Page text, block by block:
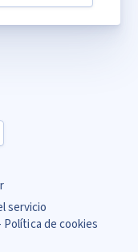
servicio
Política de cookies